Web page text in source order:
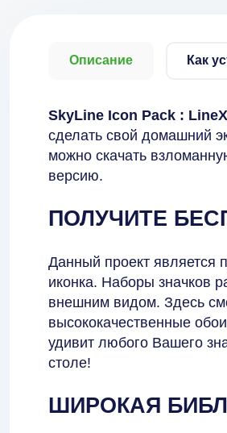
Описание Как
SkyLine Icon Pack :
сделать свой домашний
можно скачать
версию.
ПОЛУЧИТЕ
Данный проект является
иконка. Наборы значков
внешним видом. Здесь
высококачественные
удивит любого Вашего
столе!
ШИРОКАЯ